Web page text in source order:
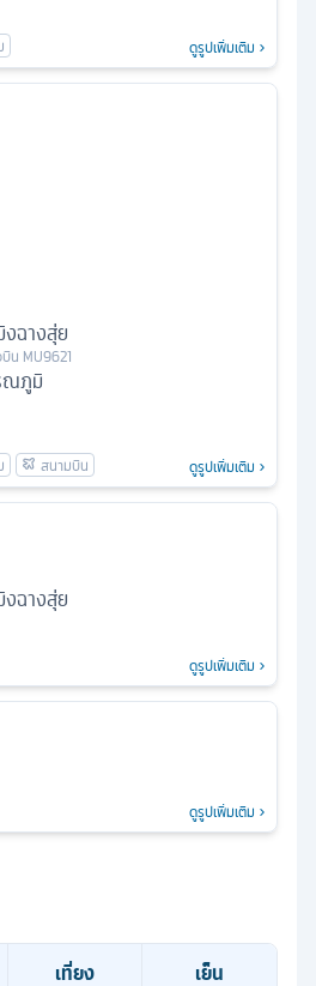
ดูรูปเพิ่มเติม
ฉางสุ่ย
บิน MU9621
ณภูมิ
ดูรูปเพิ่มเติม
ฉางสุ่ย
ดูรูปเพิ่มเติม
ดูรูปเพิ่มเติม
เที่ยง เย็น